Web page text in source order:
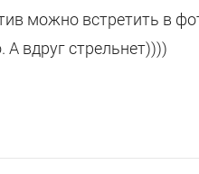
можно встретить в
А вдруг стрельнет))))